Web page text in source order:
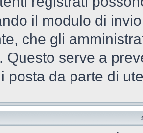
il modulo di
che gli
Questo serve a
posta da parte di